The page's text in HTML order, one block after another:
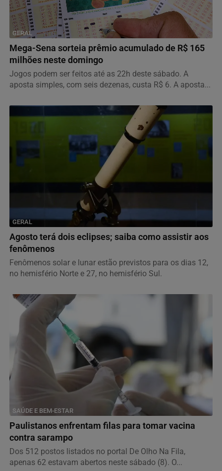
GERAL
Mega-Sena sorteia prêmio acumulado de R$ 165
milhões neste domingo
Jogos podem ser feitos até as 22h deste sábado. A
aposta simples, com seis dezenas, custa R$ 6. A aposta...
GERAL
Agosto terá dois eclipses; saiba como assistir aos
fenômenos
Fenômenos solar e lunar estão previstos para os dias 12,
no hemisfério Norte e 27, no hemisfério Sul.
SAÚDE E BEM-ESTAR
Paulistanos enfrentam filas para tomar vacina
contra sarampo
Dos 512 postos listados no portal De Olho Na Fila,
apenas 62 estavam abertos neste sábado (8). O...